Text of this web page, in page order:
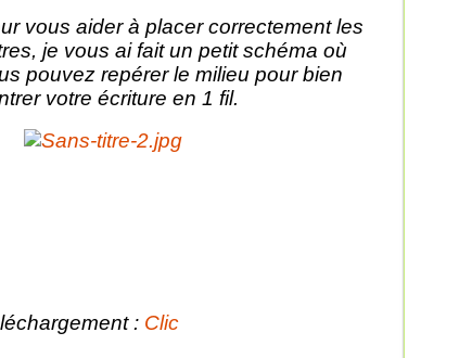
vous aider à placer correctement les
je vous ai fait un petit schéma où
pouvez repérer le milieu pour bien
votre écriture en 1 fil.
: Clic